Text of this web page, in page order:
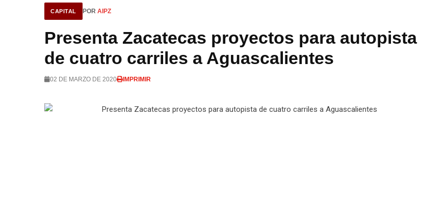
CAPITAL POR AIPZ
Presenta Zacatecas proyectos para autopista
de cuatro carriles a Aguascalientes
02 DE MARZO DE 2020 IMPRIMIR